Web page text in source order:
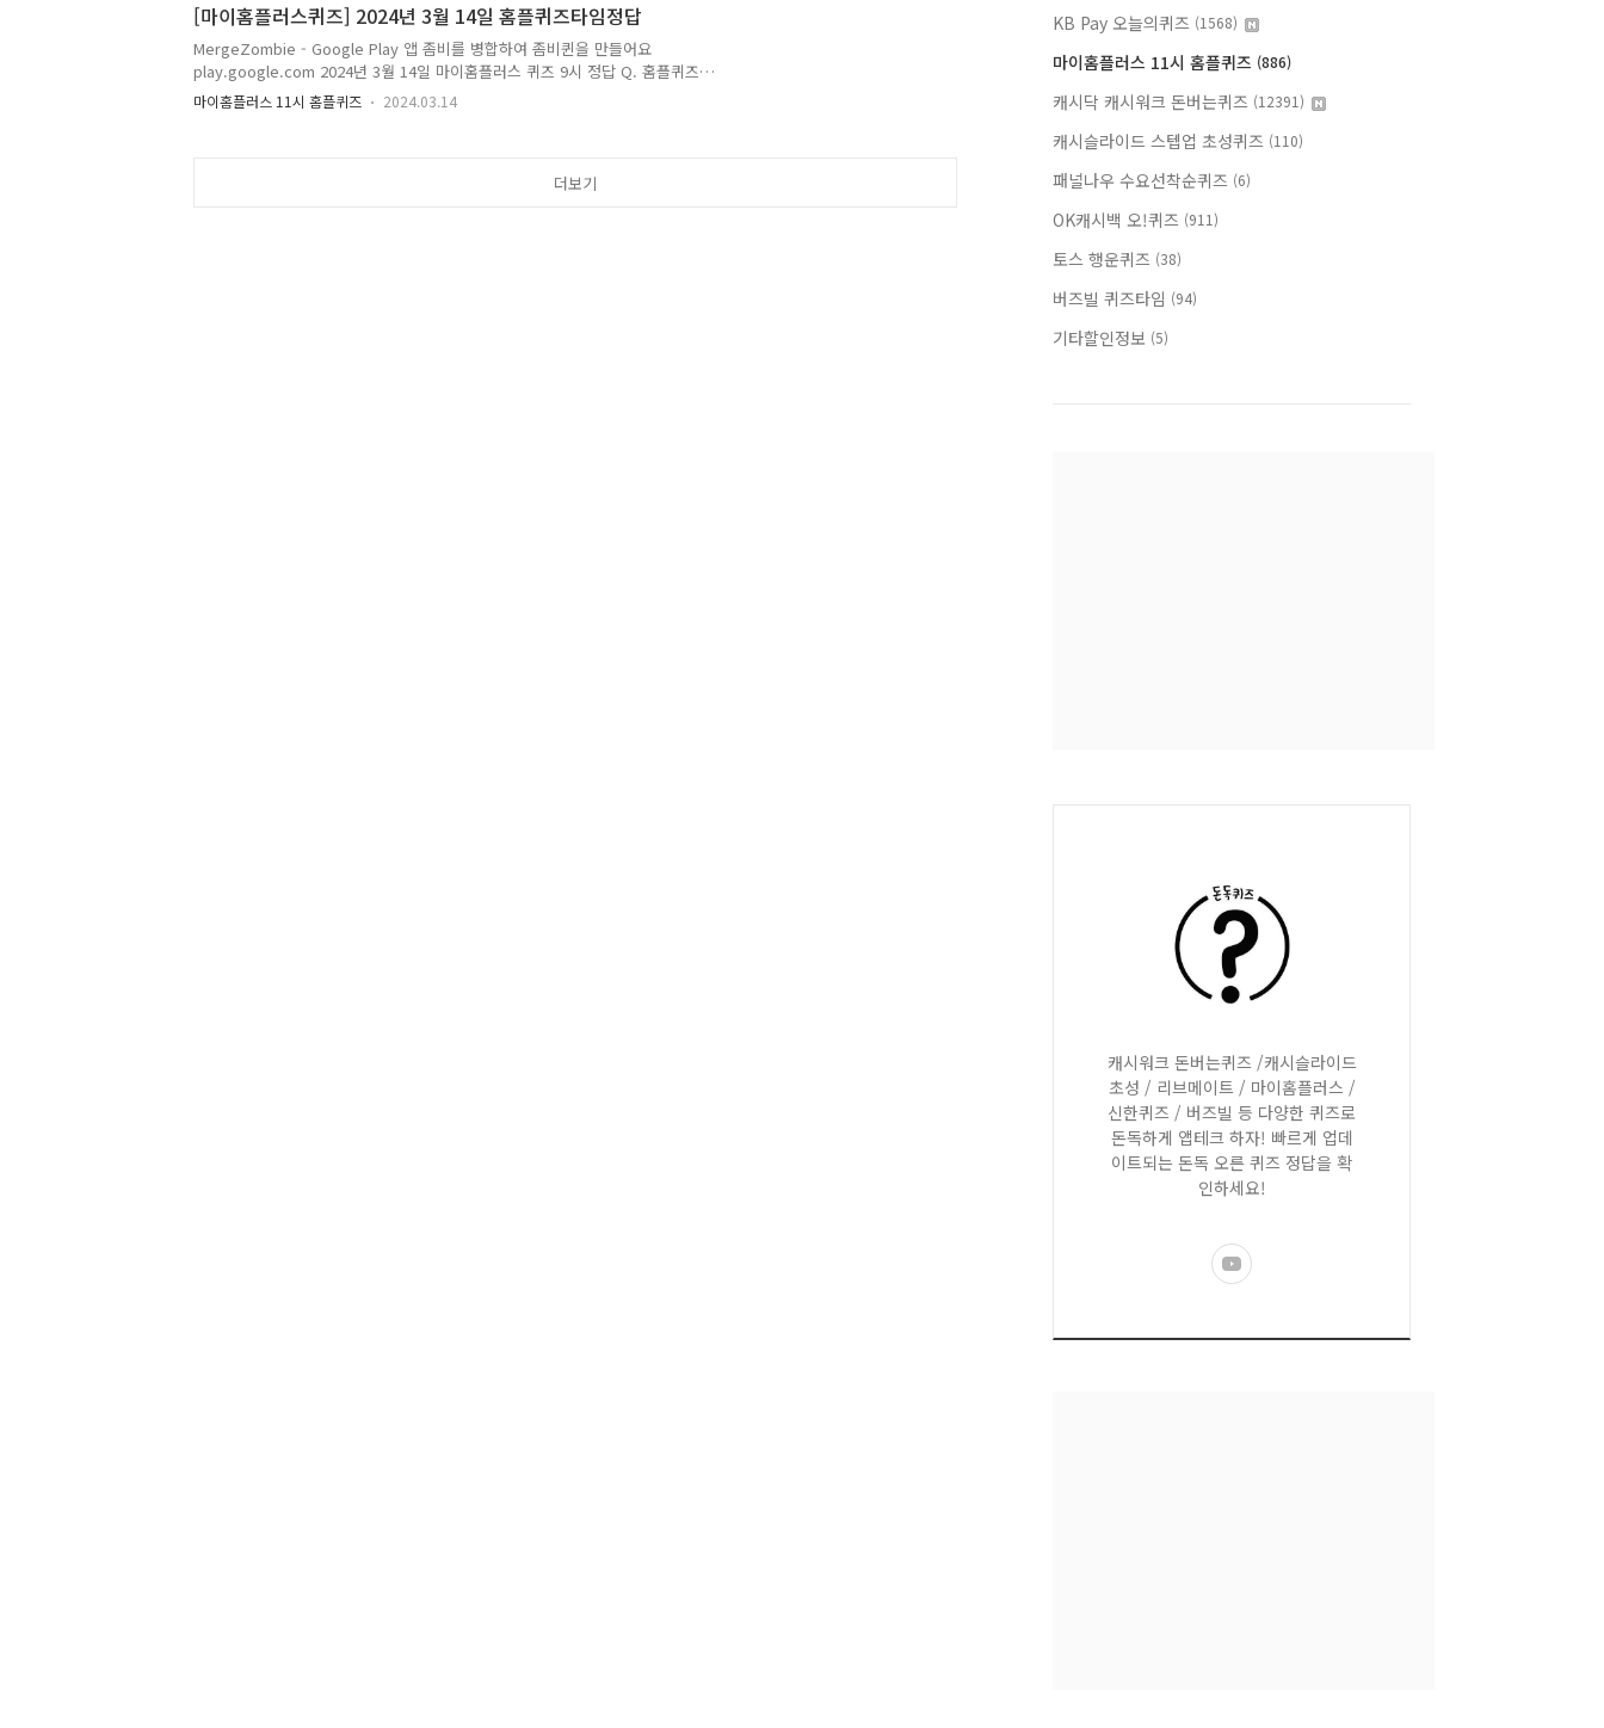
는 즐겨찾기 추가를 권장합니다. 네이버나 다음에 돈독퀴즈를 검색해주세요!! 마
이홈플러스 포인트에 대해 더 자세히 알고싶으시다면, ↓↓↓↓↓↓↓ 돈독퀴즈
의 더 다양하고 많은 퀴즈 및 할인정보가 궁금하시다면, 돈독퀴즈 ..
[마이홈플러스퀴즈] 2024년 3월 14일 홈플퀴즈타임정답
MergeZombie - Google Play 앱 좀비를 병합하여 좀비퀸을 만들어요
play.google.com 2024년 3월 14일 마이홈플러스 퀴즈 9시 정답 Q. 홈플퀴즈
타임 저는 부산 대저동에서 재배되어 달콤 짭짤한 맛이 좋아요 아래 보기 중 정
답 숫자를 적어주세요!1. 완숙 토마토2. 대저 토마토3. 애플 토마토 정답은 [ 2 ]
찾기 추가를 권장합니다. 네이버나 다음에 돈독퀴즈를 검색해주세요!! 마이홈플
마이홈플러스 11시 홈플퀴즈 2024.03.14
더보기
KB Pay 오늘의퀴즈 (1568)
마이홈플러스 11시 홈플퀴즈 (886)
캐시닥 캐시워크 돈버는퀴즈 (12391)
캐시슬라이드 스텝업 초성퀴즈 (110)
패널나우 수요선착순퀴즈 (6)
OK캐시백 오!퀴즈 (911)
토스 행운퀴즈 (38)
버즈빌 퀴즈타임 (94)
기타할인정보 (5)
캐시워크 돈버는퀴즈 /캐시슬라이드
초성 / 리브메이트 / 마이홈플러스 /
신한퀴즈 / 버즈빌 등 다양한 퀴즈로
돈독하게 앱테크 하자! 빠르게 업데
이트되는 돈독 오른 퀴즈 정답을 확
인하세요!